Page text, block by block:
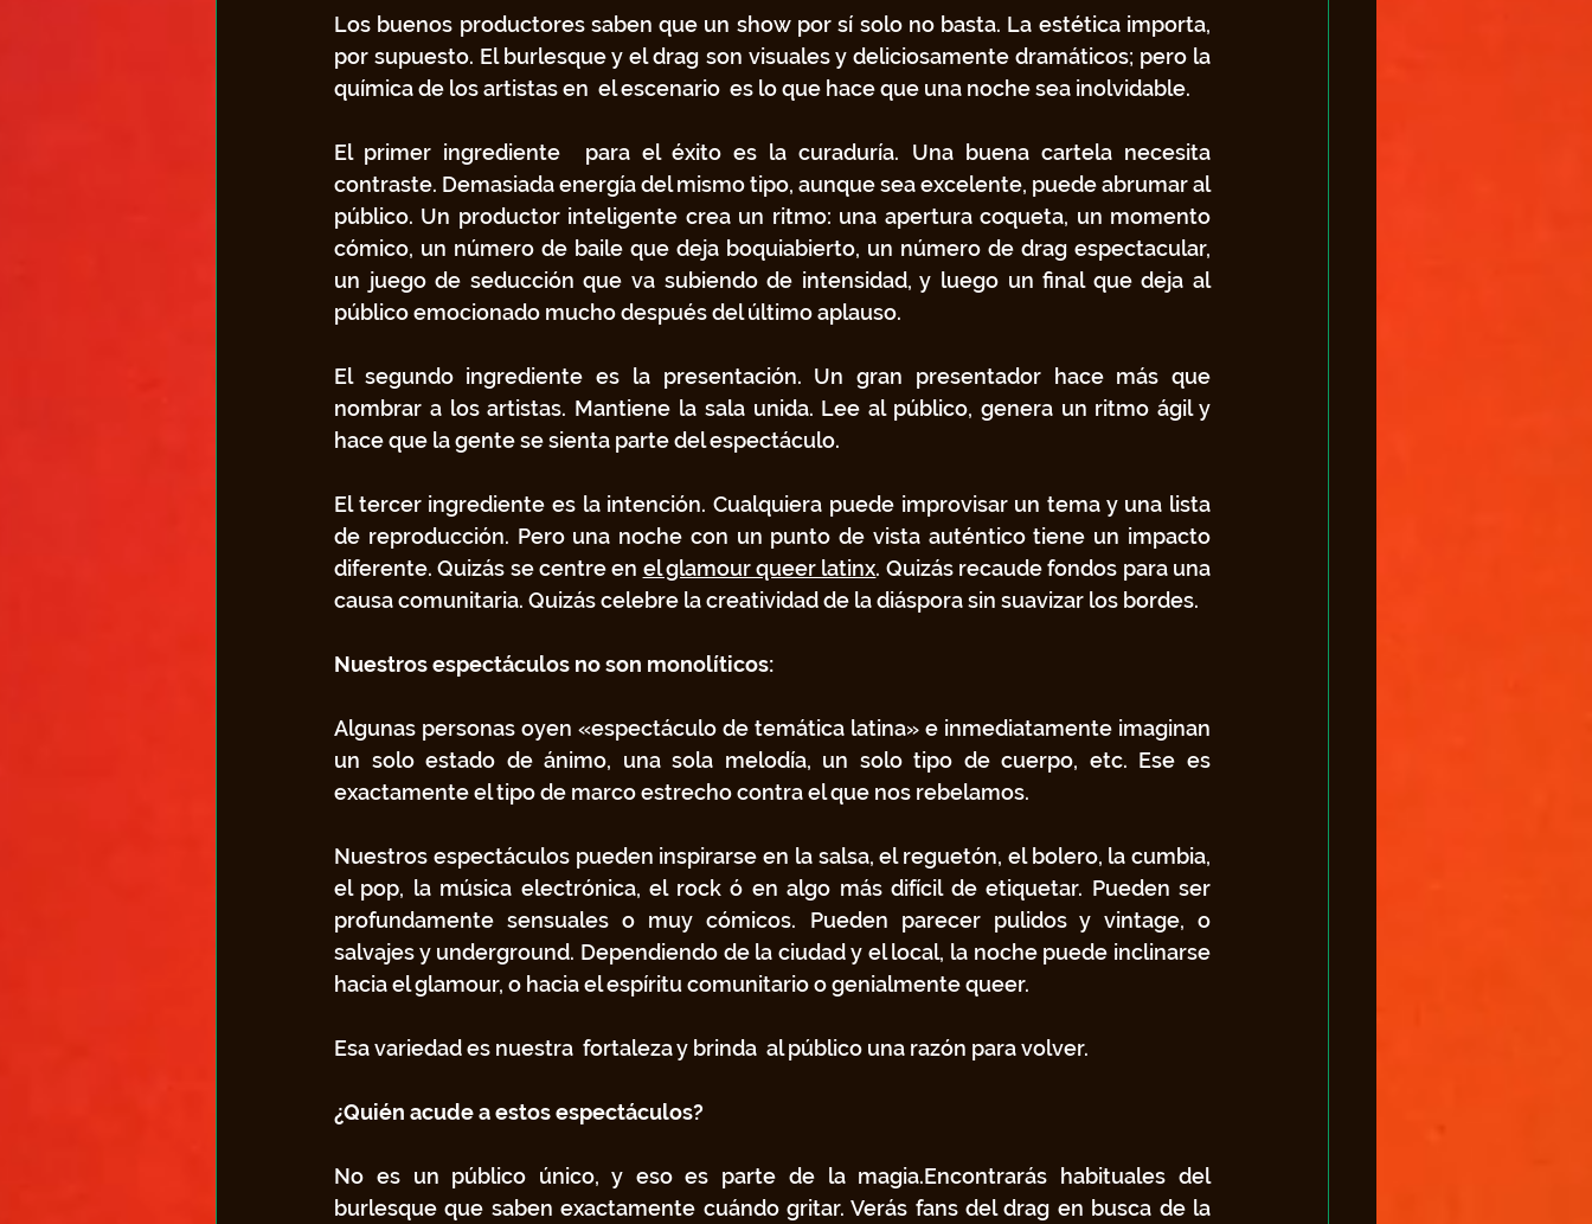
Los buenos productores saben que un show por sí solo no basta. La estética importa,
por supuesto. El burlesque y el drag son visuales y deliciosamente dramáticos; pero la
química de los artistas en  el escenario  es lo que hace que una noche sea inolvidable.
El primer ingrediente  para el éxito es la curaduría. Una buena cartela necesita
contraste. Demasiada energía del mismo tipo, aunque sea excelente, puede abrumar al
público. Un productor inteligente crea un ritmo: una apertura coqueta, un momento
cómico, un número de baile que deja boquiabierto, un número de drag espectacular,
un juego de seducción que va subiendo de intensidad, y luego un final que deja al
público emocionado mucho después del último aplauso.
El segundo ingrediente es la presentación. Un gran presentador hace más que
nombrar a los artistas. Mantiene la sala unida. Lee al público, genera un ritmo ágil y
hace que la gente se sienta parte del espectáculo.
El tercer ingrediente es la intención. Cualquiera puede improvisar un tema y una lista
de reproducción. Pero una noche con un punto de vista auténtico tiene un impacto
diferente. Quizás se centre en el glamour queer latinx. Quizás recaude fondos para una
causa comunitaria. Quizás celebre la creatividad de la diáspora sin suavizar los bordes.
Nuestros espectáculos no son monolíticos:
Algunas personas oyen «espectáculo de temática latina» e inmediatamente imaginan
un solo estado de ánimo, una sola melodía, un solo tipo de cuerpo, etc. Ese es
exactamente el tipo de marco estrecho contra el que nos rebelamos.
Nuestros espectáculos pueden inspirarse en la salsa, el reguetón, el bolero, la cumbia,
el pop, la música electrónica, el rock ó en algo más difícil de etiquetar. Pueden ser
profundamente sensuales o muy cómicos. Pueden parecer pulidos y vintage, o
salvajes y underground. Dependiendo de la ciudad y el local, la noche puede inclinarse
hacia el glamour, o hacia el espíritu comunitario o genialmente queer.
Esa variedad es nuestra  fortaleza y brinda  al público una razón para volver.
¿Quién acude a estos espectáculos?
No es un público único, y eso es parte de la magia.Encontrarás habituales del
burlesque que saben exactamente cuándo gritar. Verás fans del drag en busca de la